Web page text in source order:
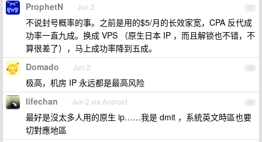
17
ProphetN Jun 2
不说封号概率的事。之前是用的$5/月的长效家宽，CPA 反代成
功率一直九成。换成 VPS （原生日本 IP ，而且解锁也不错，不
算很差了），马上成功率降到五成。
18
Domado Jun 2
极高，机房 IP 永远都是最高风险
19
lifechan Jun 2 via Android
最好是沒太多人用的原生 ip……我是 dmit ，系統英文時區也要
切對應地區